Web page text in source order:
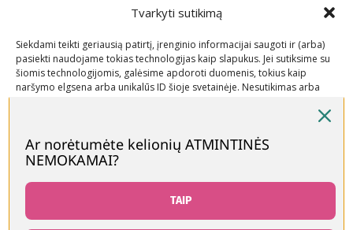
Tvarkyti sutikimą
Siekdami teikti geriausią patirtį, įrenginio informacijai saugoti ir (arba)
pasiekti naudojame tokias technologijas kaip slapukus. Jei sutiksime su
šiomis technologijomis, galėsime apdoroti duomenis, tokius kaip
naršymo elgsena arba unikalūs ID šioje svetainėje. Nesutikimas arba
Neigti
politika
Prekių
pirkimo –
Prekių
pristatymo
Rekomenduojame
03600
Ar norėtumėte kelionių ATMINTINĖS
NEMOKAMAI?
TAIP